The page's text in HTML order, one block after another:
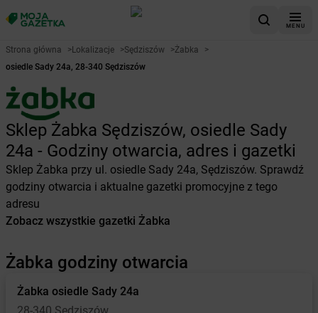
MENU
Strona główna >Lokalizacje >Sędziszów >Żabka
>
osiedle Sady 24a, 28-340 Sędziszów
Sklep Żabka Sędziszów, osiedle Sady
24a - Godziny otwarcia, adres i gazetki
Sklep Żabka przy ul. osiedle Sady 24a, Sędziszów. Sprawdź
godziny otwarcia i aktualne gazetki promocyjne z tego
adresu
Zobacz wszystkie gazetki Żabka
Żabka godziny otwarcia
Żabka osiedle Sady 24a